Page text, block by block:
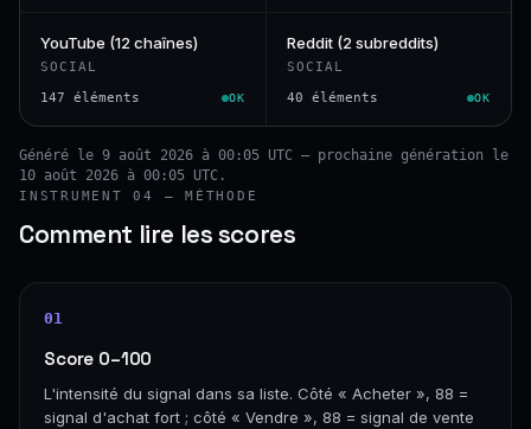
YouTube (12 chaînes)
SOCIAL
147 éléments OK
Reddit (2 subreddits)
SOCIAL
40 éléments OK
Généré le 9 août 2026 à 00:05 UTC — prochaine génération le
10 août 2026 à 00:05 UTC.
INSTRUMENT 04 — MÉTHODE
Comment lire les scores
01
Score 0–100
L'intensité du signal dans sa liste. Côté « Acheter », 88 =
signal d'achat fort ; côté « Vendre », 88 = signal de vente